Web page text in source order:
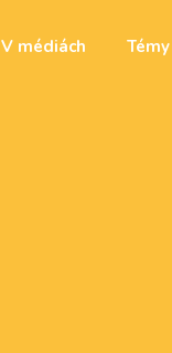
V médiách Témy